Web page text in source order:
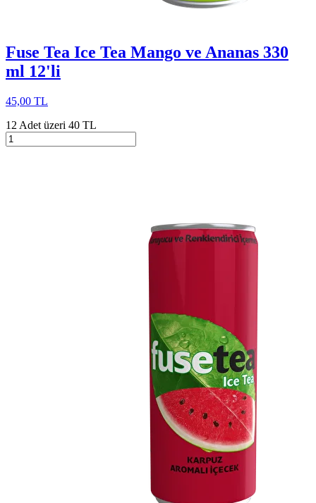
Fuse Tea Ice Tea Mango ve Ananas 330
ml 12'li
45,00 TL
12 Adet üzeri 40 TL